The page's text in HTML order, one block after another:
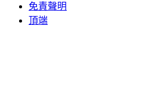
免責聲明
頂端